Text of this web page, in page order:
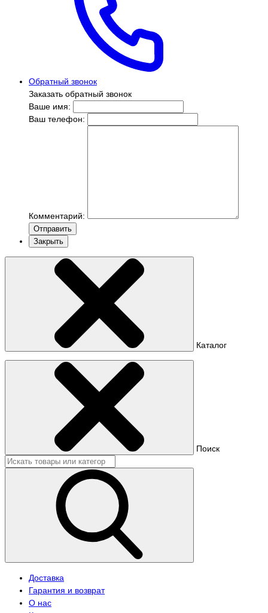
Обратный звонок
Заказать обратный звонок
Ваше имя:
Ваш телефон:
Комментарий:
Отправить
Закрыть
Каталог
Поиск
Доставка
Гарантия и возврат
О нас